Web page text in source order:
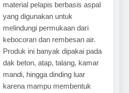
material pelapis berbasis aspal
yang digunakan untuk
melindungi permukaan dari
kebocoran dan rembesan air.
Produk ini banyak dipakai pada
dak beton, atap, talang, kamar
mandi, hingga dinding luar
karena mampu membentuk